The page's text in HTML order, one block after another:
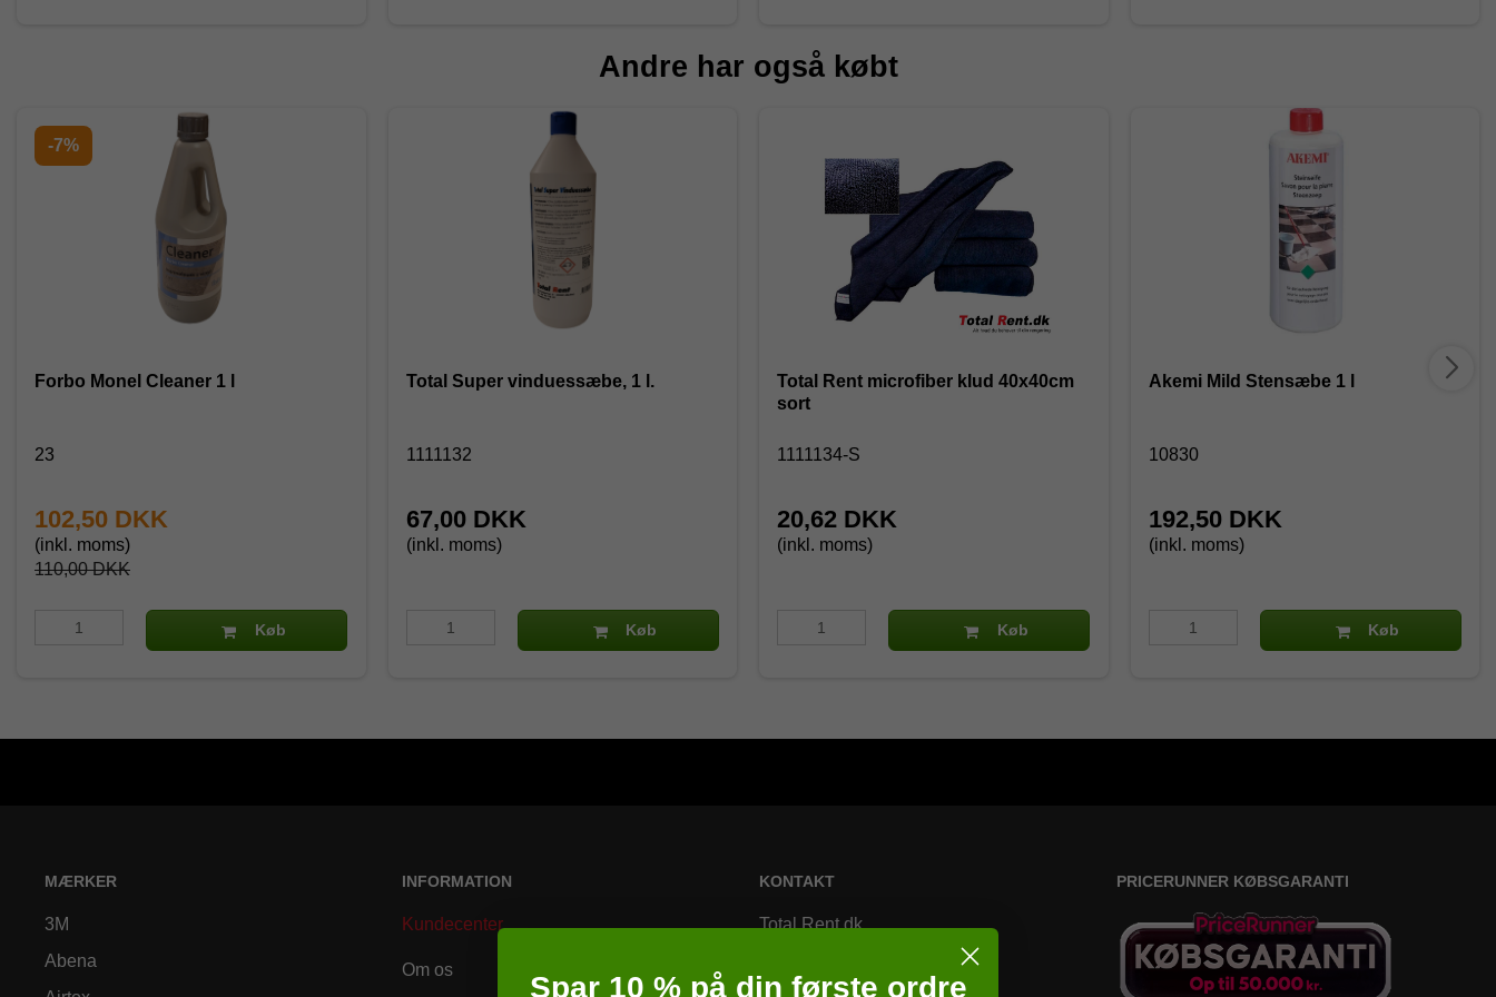
Andre har også købt
-7%
Forbo Monel Cleaner 1 l
23
110,00 DKK
102,50 DKK
(inkl. moms)
Køb
Total Super vinduessæbe, 1 l.
1111132
67,00 DKK
(inkl. moms)
Køb
Total Rent microfiber klud 40x40cm
sort
1111134-S
20,62 DKK
(inkl. moms)
Køb
Akemi Mild Stensæbe 1 l
10830
192,50 DKK
(inkl. moms)
Køb
MÆRKER
3M
Abena
INFORMATION
Kundecenter
Om os
KONTAKT
Total Rent.dk
PRICERUNNER KØBSGARANTI
Spar 10 % på din første ordre